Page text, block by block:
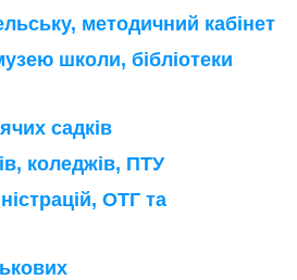
методичний кабінет
школи, бібліотеки
садків
коледжів, ПТУ
ОТГ та